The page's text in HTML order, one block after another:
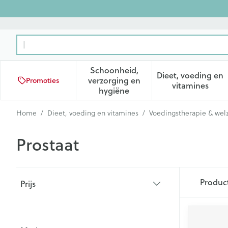
Product, merk, categorie...
Promoties
Schoonheid,
verzorging en
hygiëneToon submenu voor
Dieet, voeding en
vitamines
Toon
Home / Dieet, voeding en vitamines / Voedingstherapie &
Prostaat
Prijs